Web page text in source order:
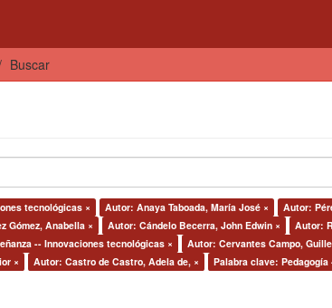
Buscar
tecnológicas × Autor: Anaya Taboada, María José ×
Autor:
Gómez, Anabella × Autor: Cándelo Becerra, John Edwin ×
Autor:
-- Innovaciones tecnológicas ×
Autor: Cervantes Campo,
×
Autor: Castro de Castro, Adela de, × Palabra clave: